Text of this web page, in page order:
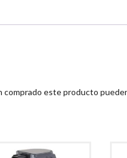
comprado este producto